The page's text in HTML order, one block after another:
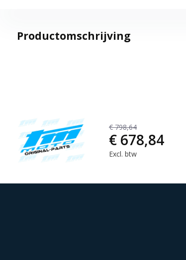
Productomschrijving
€ 798,64
€ 678,84
Excl. btw